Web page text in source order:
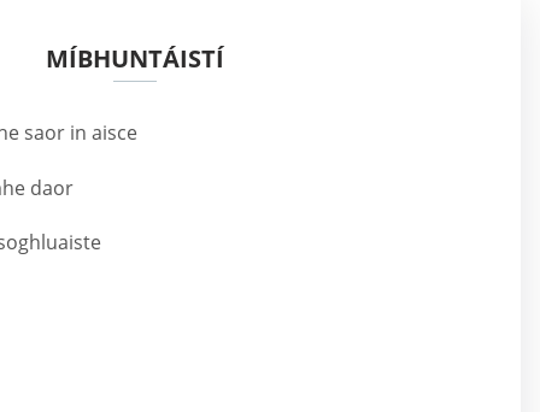
MÍBHUNTÁISTÍ
saor in aisce
daor